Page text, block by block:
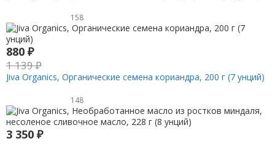
158
880 ₽
1 139₽
Jiva Organics, Органические семена кориандра, 200 г (7 унций)
148
3 350 ₽